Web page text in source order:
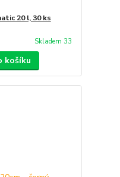
20 l, 30 ks
Skladem 33
košíku